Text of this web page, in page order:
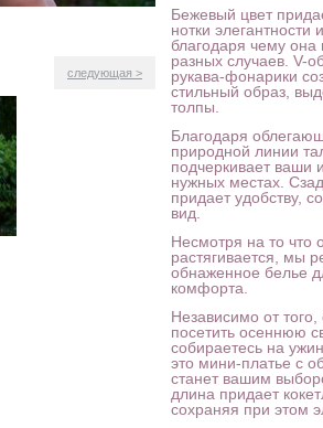
Бежевый цвет
нотки элегантности
благодаря чему она
разных случаев. V-
рукава-фонарики
стильный образ,
толпы.
Благодаря
природной линии
подчеркивает ваши
нужных местах.
придает удобству,
вид.
Несмотря на то что
растягивается, мы
обнаженное белье
комфорта.
Независимо от
посетить осеннюю
собираетесь на
это мини-платье с
станет вашим
длина придает
сохраняя при этом
следующая >